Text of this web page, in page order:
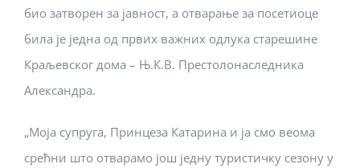
био затворен за јавност, а отварање за посетиоце
била је једна од првих важних одлука старешине
Краљевског дома – Њ.К.В. Престолонаследника
Александра.
„Моја супруга, Принцеза Катарина и ја смо веома
срећни што отварамо још једну туристичку сезону у